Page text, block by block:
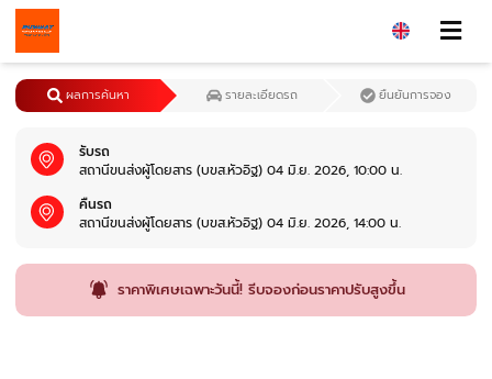
รับรถ
สถานีขนส่งผู้โดยสาร (บขส.หัวอิฐ) 04 มิ.ย. 2026, 10:00 น.
คืนรถ
สถานีขนส่งผู้โดยสาร (บขส.หัวอิฐ) 04 มิ.ย. 2026, 14:00 น.
ผลการค้นหา รายละเอียดรถ ยืนยันการจอง
ราคาพิเศษเฉพาะวันนี้! รีบจองก่อนราคาปรับสูงขึ้น